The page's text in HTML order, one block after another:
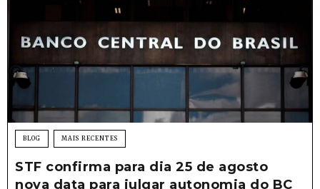
BLOG MAIS RECENTES
STF confirma para dia 25 de agosto
nova data para julgar autonomia do BC